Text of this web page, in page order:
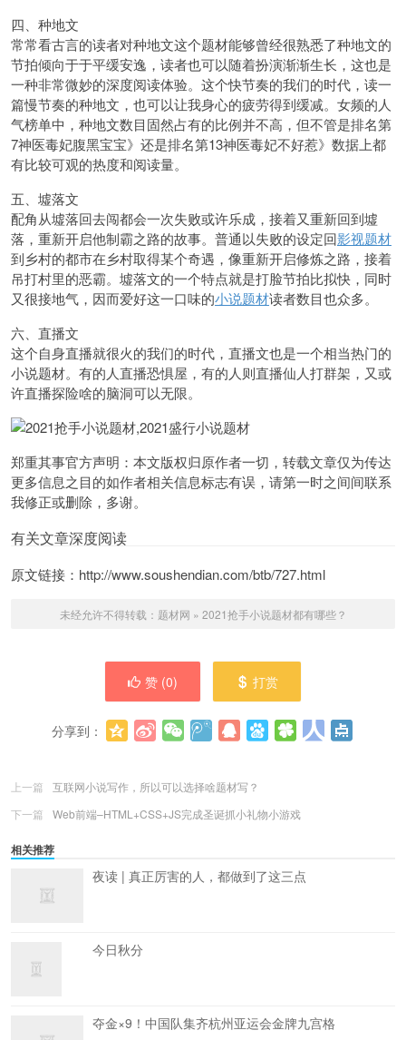
四、种地文
常常看古言的读者对种地文这个题材能够曾经很熟悉了种地文的
节拍倾向于于平缓安逸，读者也可以随着扮演渐渐生长，这也是
一种非常微妙的深度阅读体验。这个快节奏的我们的时代，读一
篇慢节奏的种地文，也可以让我身心的疲劳得到缓减。女频的人
气榜单中，种地文数目固然占有的比例并不高，但不管是排名第
7神医毒妃腹黑宝宝》还是排名第13神医毒妃不好惹》数据上都
有比较可观的热度和阅读量。
五、墟落文
配角从墟落回去闯都会一次失败或许乐成，接着又重新回到墟
落，重新开启他制霸之路的故事。普通以失败的设定回影视题材
到乡村的都市在乡村取得某个奇遇，像重新开启修炼之路，接着
吊打村里的恶霸。墟落文的一个特点就是打脸节拍比拟快，同时
又很接地气，因而爱好这一口味的小说题材读者数目也众多。
六、直播文
这个自身直播就很火的我们的时代，直播文也是一个相当热门的
小说题材。有的人直播恐惧屋，有的人则直播仙人打群架，又或
许直播探险啥的脑洞可以无限。
郑重其事官方声明：本文版权归原作者一切，转载文章仅为传达
更多信息之目的如作者相关信息标志有误，请第一时之间间联系
我修正或删除，多谢。
有关文章深度阅读
原文链接：http://www.soushendian.com/btb/727.html
未经允许不得转载： 题材网 » 2021抢手小说题材都有哪些？
赞 (0) 打赏
分享到：
上一篇
互联网小说写作，所以可以选择啥题材写？
下一篇
Web前端–HTML+CSS+JS完成圣诞抓小礼物小游戏
相关推荐
夜读 | 真正厉害的人，都做到了这三点
今日秋分
夺金×9！中国队集齐杭州亚运会金牌九宫格